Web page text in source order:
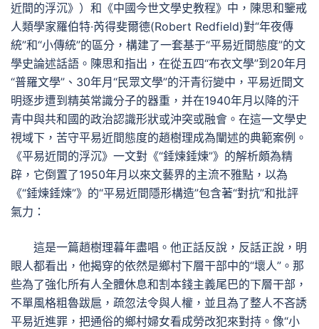
近間的浮沉》）和《中國今世文學史教程》中，陳思和鑒戒
人類學家羅伯特·芮得斐爾德(Robert Redfield)對“年夜傳
統”和“小傳統”的區分，構建了一套基于“平易近間態度”的文
學史論述話語。陳思和指出，在從五四“布衣文學”到20年月
“普羅文學”、30年月“民眾文學”的汗青衍變中，平易近間文
明逐步遭到精英常識分子的器重，并在1940年月以降的汗
青中與共和國的政治認識形狀或沖突或融會。在這一文學史
視域下，苦守平易近間態度的趙樹理成為闡述的典範案例。
《平易近間的浮沉》一文對《“錘煉錘煉”》的解析頗為精
辟，它倒置了1950年月以來文藝界的主流不雅點，以為
《“錘煉錘煉”》的“平易近間隱形構造”包含著“對抗”和批評
氣力：
這是一篇趙樹理暮年盡唱。他正話反說，反話正說，明
眼人都看出，他揭穿的依然是鄉村下層干部中的“壞人”。那
些為了強化所有人全體休息和割本錢主義尾巴的下層干部，
不單風格粗魯跋扈，疏忽法令與人權，並且為了整人不吝誘
平易近進罪，把通俗的鄉村婦女看成勞改犯來對持。像“小